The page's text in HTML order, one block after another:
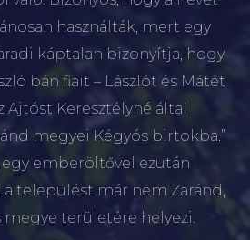
használták, mert egy
káptalan bizonyítja, hogy
bán fiait – Lászlót és Mátét
Ajtóst Keresztélyné által
megyei Kégyós birtokba.”
egy emberöltővel ezután
települést már nem Zaránd,
megye területére helyezi.